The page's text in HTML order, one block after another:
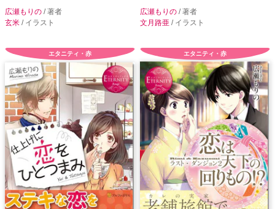
広瀬もりの / 著者
玄米 / イラスト
広瀬もりの / 著者
文月路亜 / イラスト
エタニティ・赤 エタニティ・赤